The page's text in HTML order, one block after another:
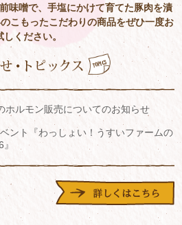
味噌で、手塩にかけて育てた豚肉を漬
こもったこだわりの商品をぜひ一度お
しください。
ホルモン販売についてのお知らせ
ント『わっしょい！うすいファームの